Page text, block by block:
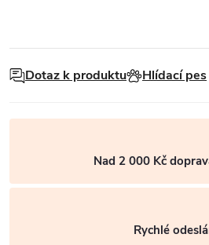
Dotaz k produktu Hlídací pes
Nad 2 000 Kč
Rychlé